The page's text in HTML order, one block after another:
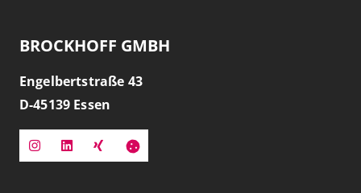
BROCKHOFF GMBH
Engelbertstraße 43
D-45139 Essen